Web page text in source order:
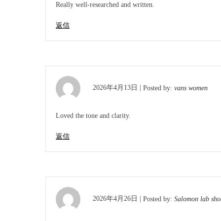
Really well-researched and written.
返信
2026年4月13日 | Posted by: vans women
Loved the tone and clarity.
返信
2026年4月26日 | Posted by: Salomon lab